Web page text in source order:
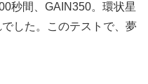
秒間、GAIN350。環状星
した。このテストで、夢